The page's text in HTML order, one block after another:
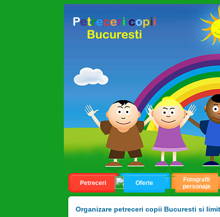
Petreceri Oferte
Fotografii
personaje
Organizare petreceri copii Bucuresti si